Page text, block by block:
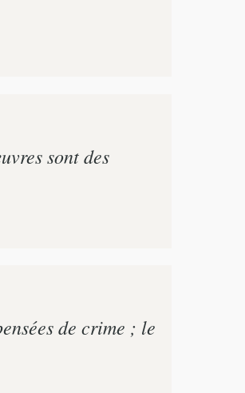
sont des
de crime ; le